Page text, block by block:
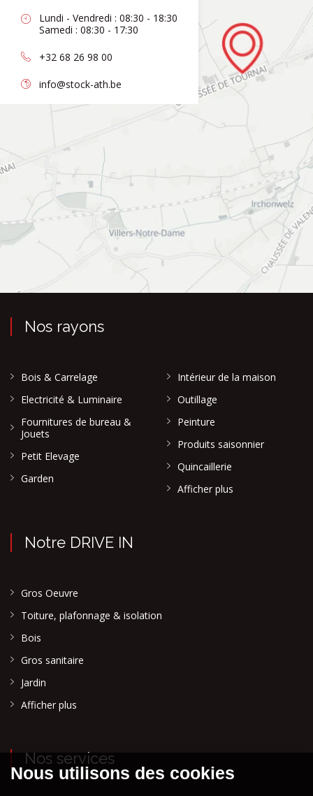
Lundi - Vendredi : 08:30 - 18:30
Samedi : 08:30 - 17:30
+32 68 26 98 00
info@stock-ath.be
Nos rayons
Bois & Carrelage
Electricité & Luminaire
Fournitures de bureau &
Jouets
Petit Elevage
Garden
Intérieur de la maison
Outillage
Peinture
Produits saisonnier
Quincaillerie
Afficher plus
Notre DRIVE IN
Gros Oeuvre
Toiture, plafonnage & isolation
Bois
Gros sanitaire
Jardin
Afficher plus
Nos services